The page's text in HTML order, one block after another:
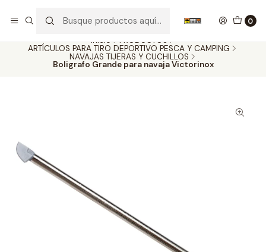
0
Inicio
PRODUCTOS
ARTÍCULOS PARA TIRO DEPORTIVO PESCA Y CAMPING
NAVAJAS TIJERAS Y CUCHILLOS
Boligrafo Grande para navaja Victorinox